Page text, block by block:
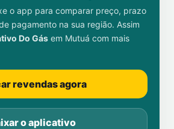
o app para comparar preço, prazo
pagamento na sua região. Assim
Do Gás em Mutuá com mais
revendas agora
o aplicativo